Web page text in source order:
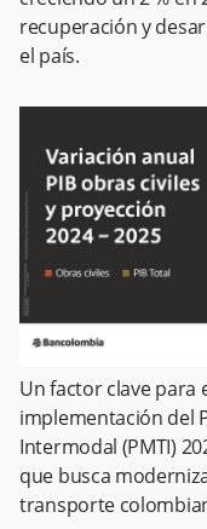
recuperación y
el país.
Un factor clave para
implementación del
Intermodal (PMTI)
que busca
transporte